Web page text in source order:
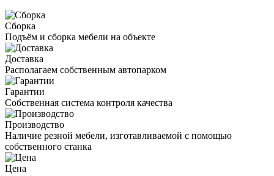
Сборка
Подъём и сборка мебели на объекте
Доставка
Располагаем собственным автопарком
Гарантии
Собственная система контроля качества
Производство
Наличие резной мебели, изготавливаемой с помощью
собственного станка
Цена